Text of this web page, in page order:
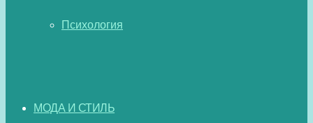
Психология
МОДА И СТИЛЬ